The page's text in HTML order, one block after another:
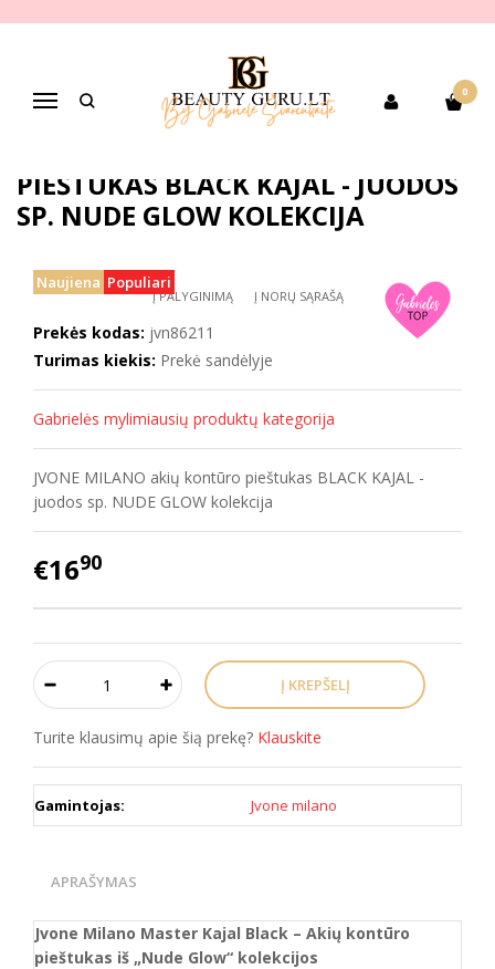
Navigacija
0
Pagrindinis PREKIŲ KATEGORIJOS
Dekoratyvinė kosmetika
JVONE MILANO akių kontūro pieštukas BLACK KAJAL - juodos sp. NUDE
GLOW kolekcija
PIEŠTUKAS BLACK KAJAL - JUODOS
SP. NUDE GLOW KOLEKCIJA
Naujiena Populiari
Į PALYGINIMĄ Į NORŲ SĄRAŠĄ
Prekės kodas: jvn86211
Turimas kiekis: Prekė sandėlyje
Gabrielės mylimiausių produktų kategorija
JVONE MILANO akių kontūro pieštukas BLACK KAJAL -
juodos sp. NUDE GLOW kolekcija
€1690
Turite klausimų apie šią prekę? Klauskite
Gamintojas: Jvone milano
APRAŠYMAS
Jvone Milano Master Kajal Black – Akių kontūro
pieštukas iš „Nude Glow“ kolekcijos